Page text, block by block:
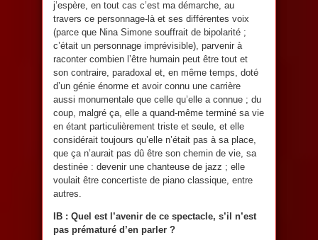
j’espère, en tout cas c’est ma démarche, au
travers ce personnage-là et ses différentes voix
(parce que Nina Simone souffrait de bipolarité ;
c’était un personnage imprévisible), parvenir à
raconter combien l’être humain peut être tout et
son contraire, paradoxal et, en même temps, doté
d’un génie énorme et avoir connu une carrière
aussi monumentale que celle qu’elle a connue ; du
coup, malgré ça, elle a quand-même terminé sa vie
en étant particulièrement triste et seule, et elle
considérait toujours qu’elle n’était pas à sa place,
que ça n’aurait pas dû être son chemin de vie, sa
destinée : devenir une chanteuse de jazz ; elle
voulait être concertiste de piano classique, entre
autres.
IB : Quel est l’avenir de ce spectacle, s’il n’est
pas prématuré d’en parler ?